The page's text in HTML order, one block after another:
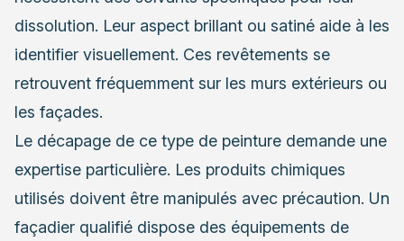
dissolution. Leur aspect brillant ou satiné aide à les
identifier visuellement. Ces revêtements se
retrouvent fréquemment sur les murs extérieurs ou
les façades.
Le décapage de ce type de peinture demande une
expertise particulière. Les produits chimiques
utilisés doivent être manipulés avec précaution. Un
façadier qualifié dispose des équipements de